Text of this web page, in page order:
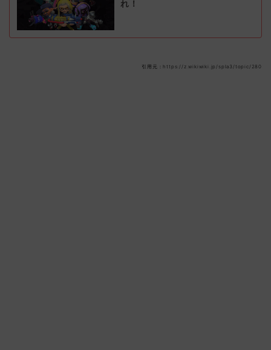
れ！
引用元：https://z.wikiwiki.jp/spla3/topic/280